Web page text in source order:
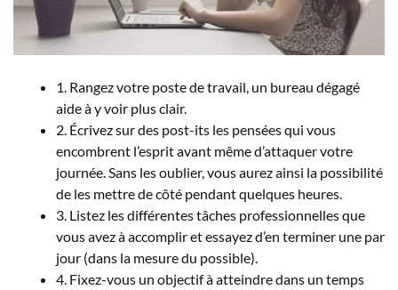
1. Rangez votre poste de travail, un bureau dégagé
aide à y voir plus clair.
2. Écrivez sur des post-its les pensées qui vous
encombrent l’esprit avant même d’attaquer votre
journée. Sans les oublier, vous aurez ainsi la possibilité
de les mettre de côté pendant quelques heures.
3. Listez les différentes tâches professionnelles que
vous avez à accomplir et essayez d’en terminer une par
jour (dans la mesure du possible).
4. Fixez-vous un objectif à atteindre dans un temps